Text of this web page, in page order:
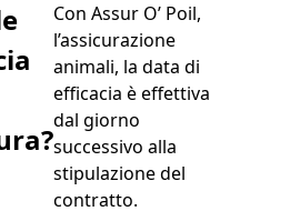
Con Assur O’ Poil,
l’assicurazione
animali, la data di
efficacia è effettiva
dal giorno
successivo alla
stipulazione del
contratto.